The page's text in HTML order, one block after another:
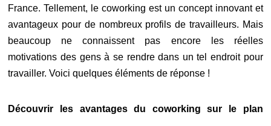
France. Tellement, le coworking est un concept innovant et
avantageux pour de nombreux profils de travailleurs. Mais
beaucoup ne connaissent pas encore les réelles
motivations des gens à se rendre dans un tel endroit pour
travailler. Voici quelques éléments de réponse !
Découvrir les avantages du coworking sur le plan